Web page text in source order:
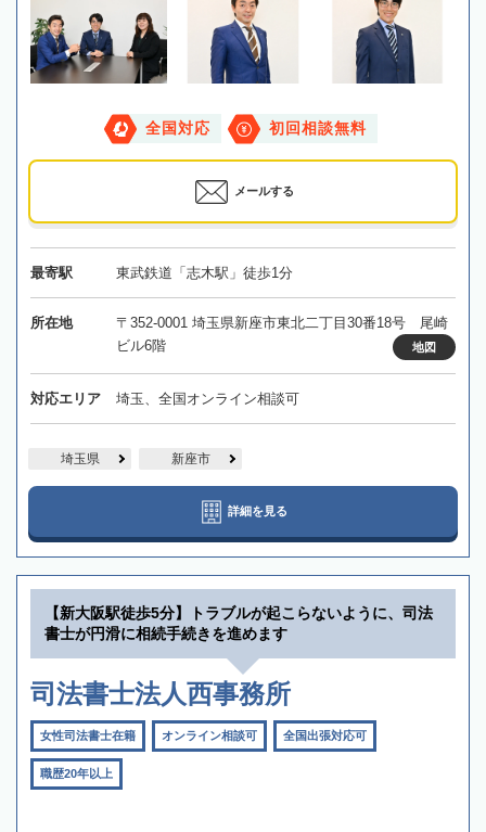
全国対応 初回相談無料
メールする
最寄駅 東武鉄道「志木駅」徒歩1分
所在地
〒352-0001 埼玉県新座市東北二丁目30番18号 尾崎
ビル6階
地図
対応エリア 埼玉、全国オンライン相談可
埼玉県 新座市
詳細を見る
【新大阪駅徒歩5分】トラブルが起こらないように、司法
書士が円滑に相続手続きを進めます
司法書士法人西事務所
女性司法書士在籍 オンライン相談可 全国出張対応可
職歴20年以上